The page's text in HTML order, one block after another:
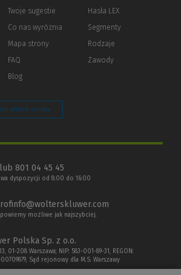
(Nowe
(Link
innej
strony)
Twoje sugestie
Co nas wyróżnia
Mapa strony
FAQ
Blog
Hasła LEX
Segmenty
Rodzaje
Zawody
plików cookie
801 04 45 45
dyspozycji od 8:00 do 16:00
możliwe jak najszybciej.
Polska Sp. z o.o.
01-208 Warszawa; NIP: 583-001-89-31, REGON:
Sąd rejonowy dla M.S. Warszawy